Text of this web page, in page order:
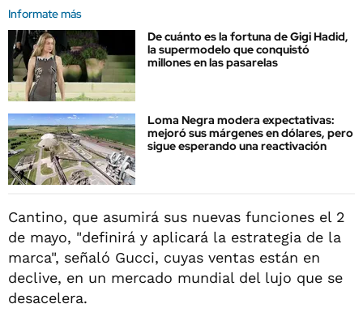
Informate más
De cuánto es la fortuna de Gigi Hadid,
la supermodelo que conquistó
millones en las pasarelas
Loma Negra modera expectativas:
mejoró sus márgenes en dólares, pero
sigue esperando una reactivación
Cantino, que asumirá sus nuevas funciones el 2
de mayo, "definirá y aplicará la estrategia de la
marca", señaló Gucci, cuyas ventas están en
declive, en un mercado mundial del lujo que se
desacelera.